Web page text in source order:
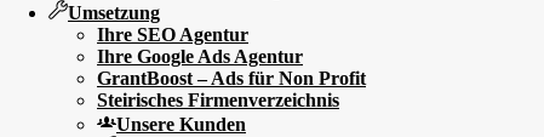
Umsetzung
Ihre SEO Agentur
Ihre Google Ads Agentur
GrantBoost – Ads für Non Profit
Steirisches Firmenverzeichnis
Unsere Kunden